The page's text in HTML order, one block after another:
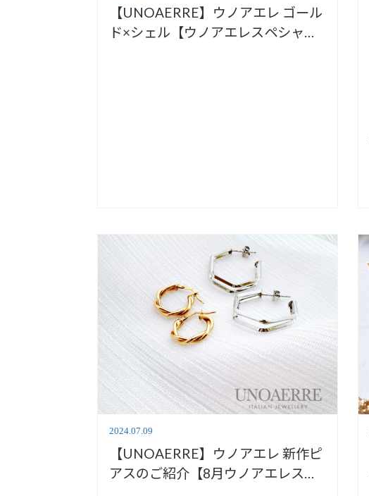
【UNOAERRE】ウノアエレ ゴール
ド×シェル【ウノアエレスペシャル
2024.07.09
【UNOAERRE】ウノアエレ 新作ピ
アスのご紹介【8月ウノアエレスペ